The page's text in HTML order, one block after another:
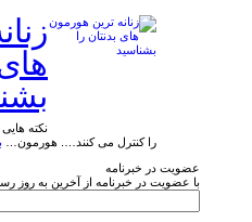
نکته
را کنترل می کنند…. هورمون…
عضویت در خبرنامه
با عضویت در خبرنامه از آخرین به روز